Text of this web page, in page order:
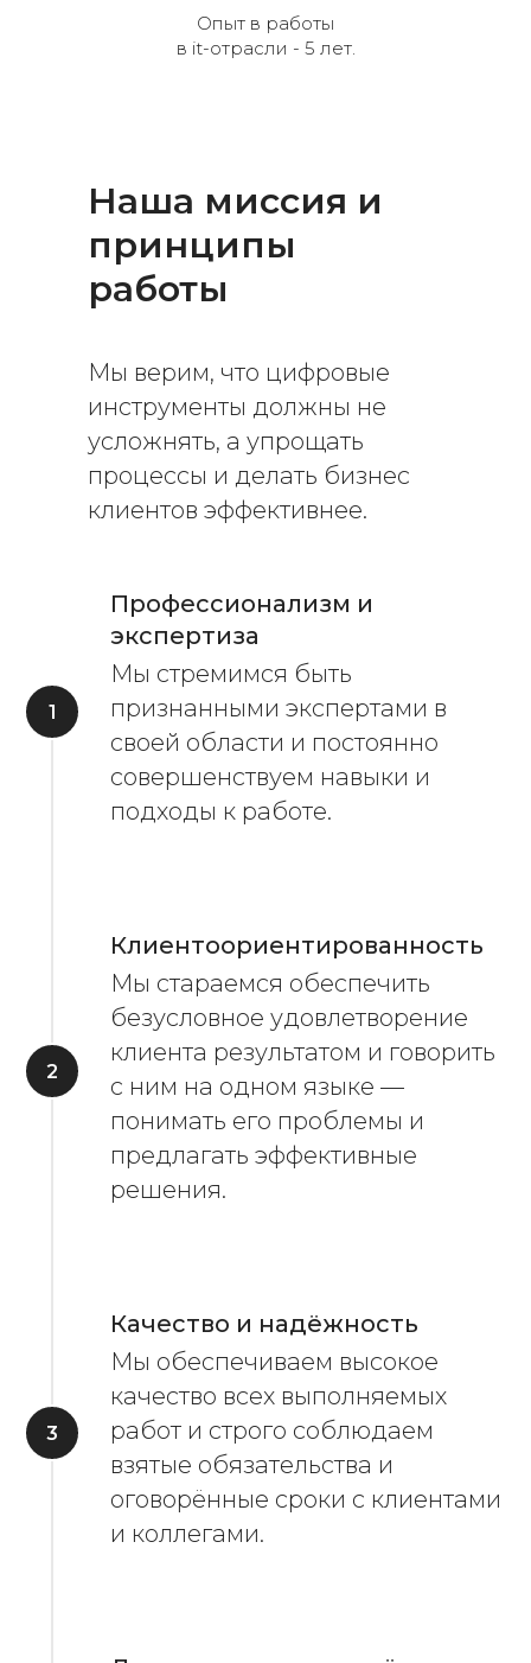
Опыт в работы
в it-отрасли - 5 лет.
Наша миссия и
принципы
работы
Мы верим, что цифровые
инструменты должны не
усложнять, а упрощать
процессы и делать бизнес
клиентов эффективнее.
Профессионализм и
экспертиза
Мы стремимся быть
признанными экспертами в
своей области и постоянно
совершенствуем навыки и
подходы к работе.
Клиентоориентированность
Мы стараемся обеспечить
безусловное удовлетворение
клиента результатом и говорить
с ним на одном языке —
понимать его проблемы и
предлагать эффективные
решения.
Качество и надёжность
Мы обеспечиваем высокое
качество всех выполняемых
работ и строго соблюдаем
взятые обязательства и
оговорённые сроки с клиентами
и коллегами.